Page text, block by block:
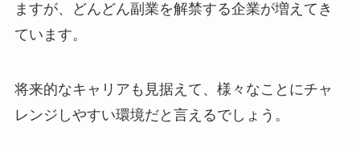
ますが、どんどん副業を解禁する企業が増えてき
ています。
将来的なキャリアも見据えて、様々なことにチャ
レンジしやすい環境だと言えるでしょう。